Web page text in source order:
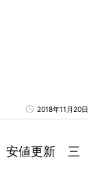
2018年11月20日
安値更新 三